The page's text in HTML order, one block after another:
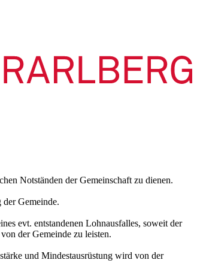
Notständen der Gemeinschaft zu dienen.
Gemeinde.
evt. entstandenen Lohnausfalles, soweit der
der Gemeinde zu leisten.
und Mindestausrüstung wird von der